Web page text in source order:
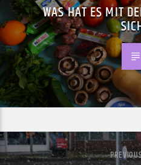
WAS HAT ES MIT